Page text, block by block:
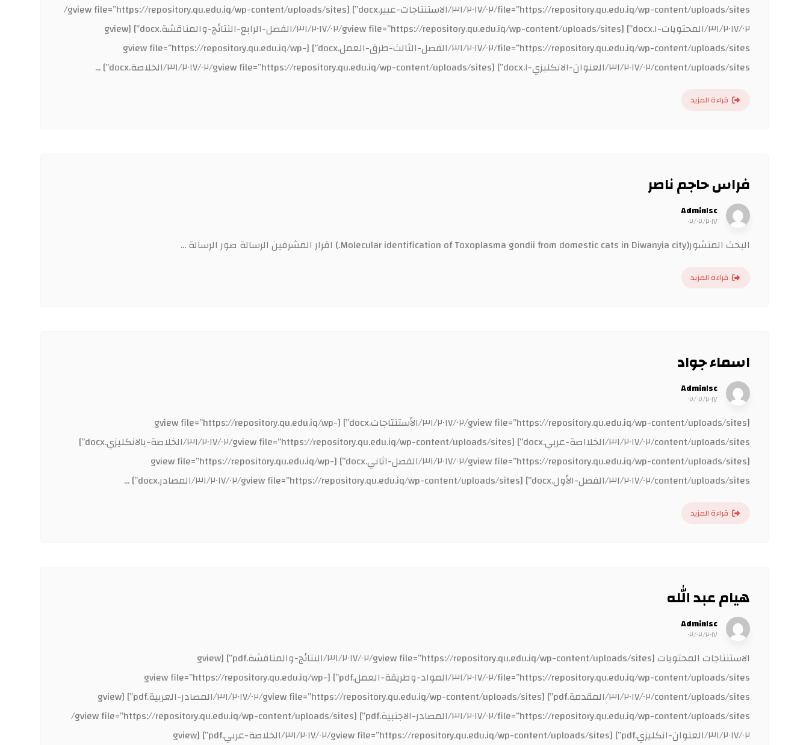
file=”https://repository.qu.edu.iq/wp-content/uploads/sites/٣١/٢٠١٧/٠٢/الاستنتاجات-عبير.docx”] [gview file=”https://repository.qu.edu.iq/wp-content/uploads/sites/
٣١/٢٠١٧/٠٢/المحتويات-١.docx”] [gview file=”https://repository.qu.edu.iq/wp-content/uploads/sites/٣١/٢٠١٧/٠٢/الفصل-الرابع-النتائج-والمناقشة.docx”] [gview
file=”https://repository.qu.edu.iq/wp-content/uploads/sites/٣١/٢٠١٧/٠٢/الفصل-الثالث-طرق-العمل.docx”] [gview file=”https://repository.qu.edu.iq/wp-
content/uploads/sites/٣١/٢٠١٧/٠٢/العنوان-الانكليزي-١.docx”] [gview file=”https://repository.qu.edu.iq/wp-content/uploads/sites/٣١/٢٠١٧/٠٢/الخلاصة.docx”] ...
قراءة المزيد
فراس حاجم ناصر
Admin١sc
٠٢/٠٢/٢٠١٧
البحث المنشور(Molecular identification of Toxoplasma gondii from domestic cats in Diwanyia city.) اقرار المشرفين الرسالة صور الرسالة ...
قراءة المزيد
اسماء جواد
Admin١sc
٠٢/٠٢/٢٠١٧
[gview file=”https://repository.qu.edu.iq/wp-content/uploads/sites/٣١/٢٠١٧/٠٢/الأستنتاجات.docx”] [gview file=”https://repository.qu.edu.iq/wp-
content/uploads/sites/٣١/٢٠١٧/٠٢/الخلااصة-عربي.docx”] [gview file=”https://repository.qu.edu.iq/wp-content/uploads/sites/٣١/٢٠١٧/٠٢/الخلاصة-بالانكليزي.docx”]
[gview file=”https://repository.qu.edu.iq/wp-content/uploads/sites/٣١/٢٠١٧/٠٢/الفصل-اثاني.docx”] [gview file=”https://repository.qu.edu.iq/wp-
content/uploads/sites/٣١/٢٠١٧/٠٢/الفصل-الأول.docx”] [gview file=”https://repository.qu.edu.iq/wp-content/uploads/sites/٣١/٢٠١٧/٠٢/المصادر.docx”] ...
قراءة المزيد
هيام عبد الله
Admin١sc
٠٢/٠٢/٢٠١٧
الاستنتاجات المحتويات [gview file=”https://repository.qu.edu.iq/wp-content/uploads/sites/٣١/٢٠١٧/٠٢/النتائج-والمناقشة.pdf”] [gview
file=”https://repository.qu.edu.iq/wp-content/uploads/sites/٣١/٢٠١٧/٠٢/المواد-وطريقة-العمل.pdf”] [gview file=”https://repository.qu.edu.iq/wp-
content/uploads/sites/٣١/٢٠١٧/٠٢/المقدمة.pdf”] [gview file=”https://repository.qu.edu.iq/wp-content/uploads/sites/٣١/٢٠١٧/٠٢/المصادر-العربية.pdf”] [gview
file=”https://repository.qu.edu.iq/wp-content/uploads/sites/٣١/٢٠١٧/٠٢/المصادر-الاجنبية.pdf”] [gview file=”https://repository.qu.edu.iq/wp-content/uploads/sites/
٣١/٢٠١٧/٠٢/العنوان-انكليزي.pdf”] [gview file=”https://repository.qu.edu.iq/wp-content/uploads/sites/٣١/٢٠١٧/٠٢/الخلاصة-عربي.pdf”] [gview